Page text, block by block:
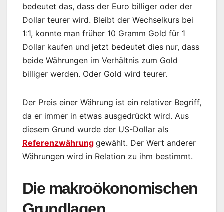
bedeutet das, dass der Euro billiger oder der
Dollar teurer wird. Bleibt der Wechselkurs bei
1:1, konnte man früher 10 Gramm Gold für 1
Dollar kaufen und jetzt bedeutet dies nur, dass
beide Währungen im Verhältnis zum Gold
billiger werden. Oder Gold wird teurer.
Der Preis einer Währung ist ein relativer Begriff,
da er immer in etwas ausgedrückt wird. Aus
diesem Grund wurde der US-Dollar als
Referenzwährung gewählt. Der Wert anderer
Währungen wird in Relation zu ihm bestimmt.
Die makroökonomischen